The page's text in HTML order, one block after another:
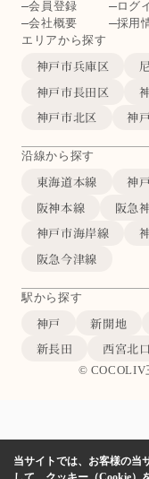
会員登録
ログ
会社概要
採用
エリアから探す
神戸市兵庫区
神戸市長田区
神戸市北区
神
沿線から探す
東海道本線 神
阪神本線
阪急
神戸市海岸線
阪急今津線
駅から探す
神戸 新開地
新長田
西宮北口
© COCOLIV
当サイトでは、お客様の当